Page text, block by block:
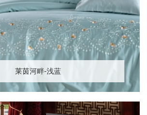
莱茵河畔-浅蓝